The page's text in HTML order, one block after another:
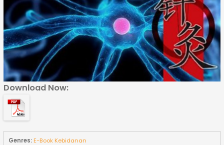
Download Now:
Genres:E-Book Kebidanan